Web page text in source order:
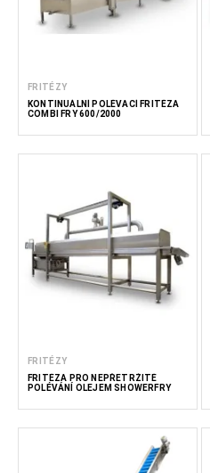
FRITÉZY
KONTINUÁLNÍ POLÉVACÍ FRITÉZA
COMBI FRY 600/2000
FRITÉZY
FRITÉZA PRO NEPŘETRŽITÉ
POLÉVÁNÍ OLEJEM SHOWERFRY